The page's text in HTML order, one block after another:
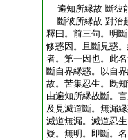
遍知所縁故 斷彼
斷彼所縁故 對治
釋曰。前三句。明
修惑因。且斷見惑
者。第一因也。此
斷自界縁惑。以自
故。苦集忍生。既
由遍知所縁故斷。
及見滅道斷。無漏
滅道無漏。滅道忍
疑。無明。即斷。